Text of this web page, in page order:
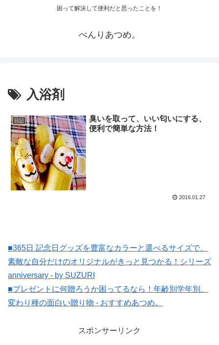
困って解決して便利だと思ったことを！
べんりあつめ。
入浴剤
日記
臭いを取って、いい匂いにする、
便利で簡単な方法！
2016.01.27
■365日 記念日グッズを豊富なカラーと選べるサイズで、
素敵な自分だけのオリジナルがきっと見つかる！シリーズ
anniversary - by SUZURI
■プレゼントに何贈ろうか困ってるなら！年齢別学年別、
変わり種の面白い贈り物 - おすすめあつめ。
スポンサーリンク